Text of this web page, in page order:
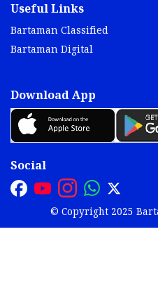
Useful Links
Bartaman Classified
Bartaman Digital
Download App
Social
© Copyright 2025